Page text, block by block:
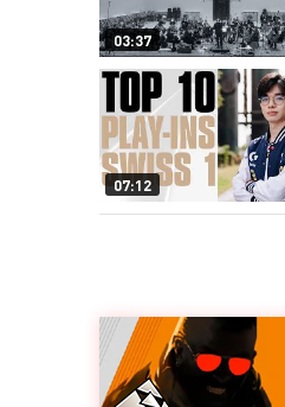
03:37
07:12